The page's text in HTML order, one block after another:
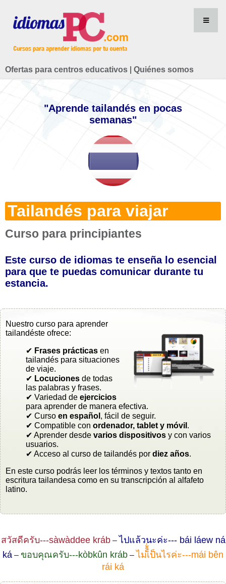
Ofertas para centros educativos Quiénes somos
"Aprende tailandés en pocas
semanas"
Tailandés para viajar
Curso para principiantes
Este curso de idiomas te enseña lo esencial
para que te puedas comunicar durante tu
estancia.
Nuestro curso para aprender
tailandéste ofrece:
✔ Frases prácticas en
tailandés para situaciones
de viaje.
✔ Locuciones de todas
las palabras y frases.
✔ Variedad de ejercicios
para aprender de manera efectiva.
✔ Curso en español , fácil de seguir.
✔ Compatible con ordenador, tablet y móvil .
✔ Aprender desde varios dispositivos y con varios
usuarios.
✔ Acceso al curso de tailandés por diez años.
En este curso podrás leer los términos y textos tanto en
escritura tailandesa como en su transcripción al alfafeto
latino.
สวัสดีครับ---sàwàddee kráb– ไปแล้วนะค่ะ--- bái láew ná
ká – ขอบคุณครับ---kòbkûn kráb – ไม่เ็็้่ป็นไรค่ะ---mái bên
rái ká